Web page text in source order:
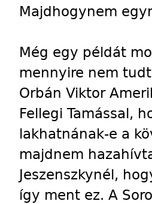
Majdhogynem
Még egy példát
mennyire nem
Orbán Viktor
Fellegi Tamással,
lakhatnának-e a
majdnem
Jeszenszkynél,
így ment ez. A